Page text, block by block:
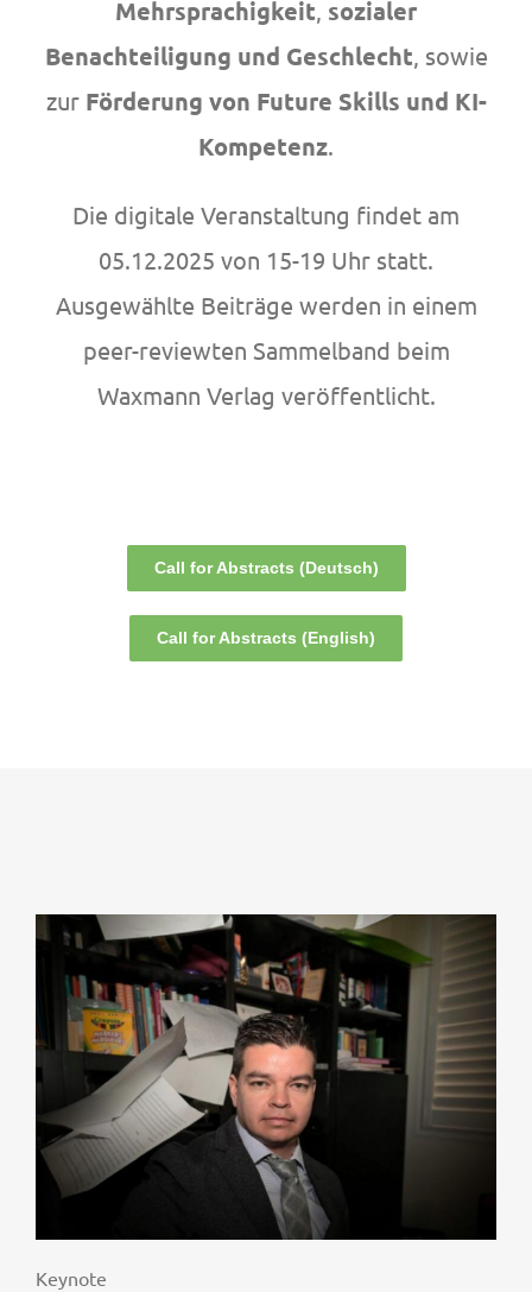
Mehrsprachigkeit, sozialer
Benachteiligung und Geschlecht, sowie
zur Förderung von Future Skills und KI-
Kompetenz.
Die digitale Veranstaltung findet am
05.12.2025 von 15-19 Uhr statt.
Ausgewählte Beiträge werden in einem
peer-reviewten Sammelband beim
Waxmann Verlag veröffentlicht.
Call for Abstracts (Deutsch)
Call for Abstracts (English)
Keynote